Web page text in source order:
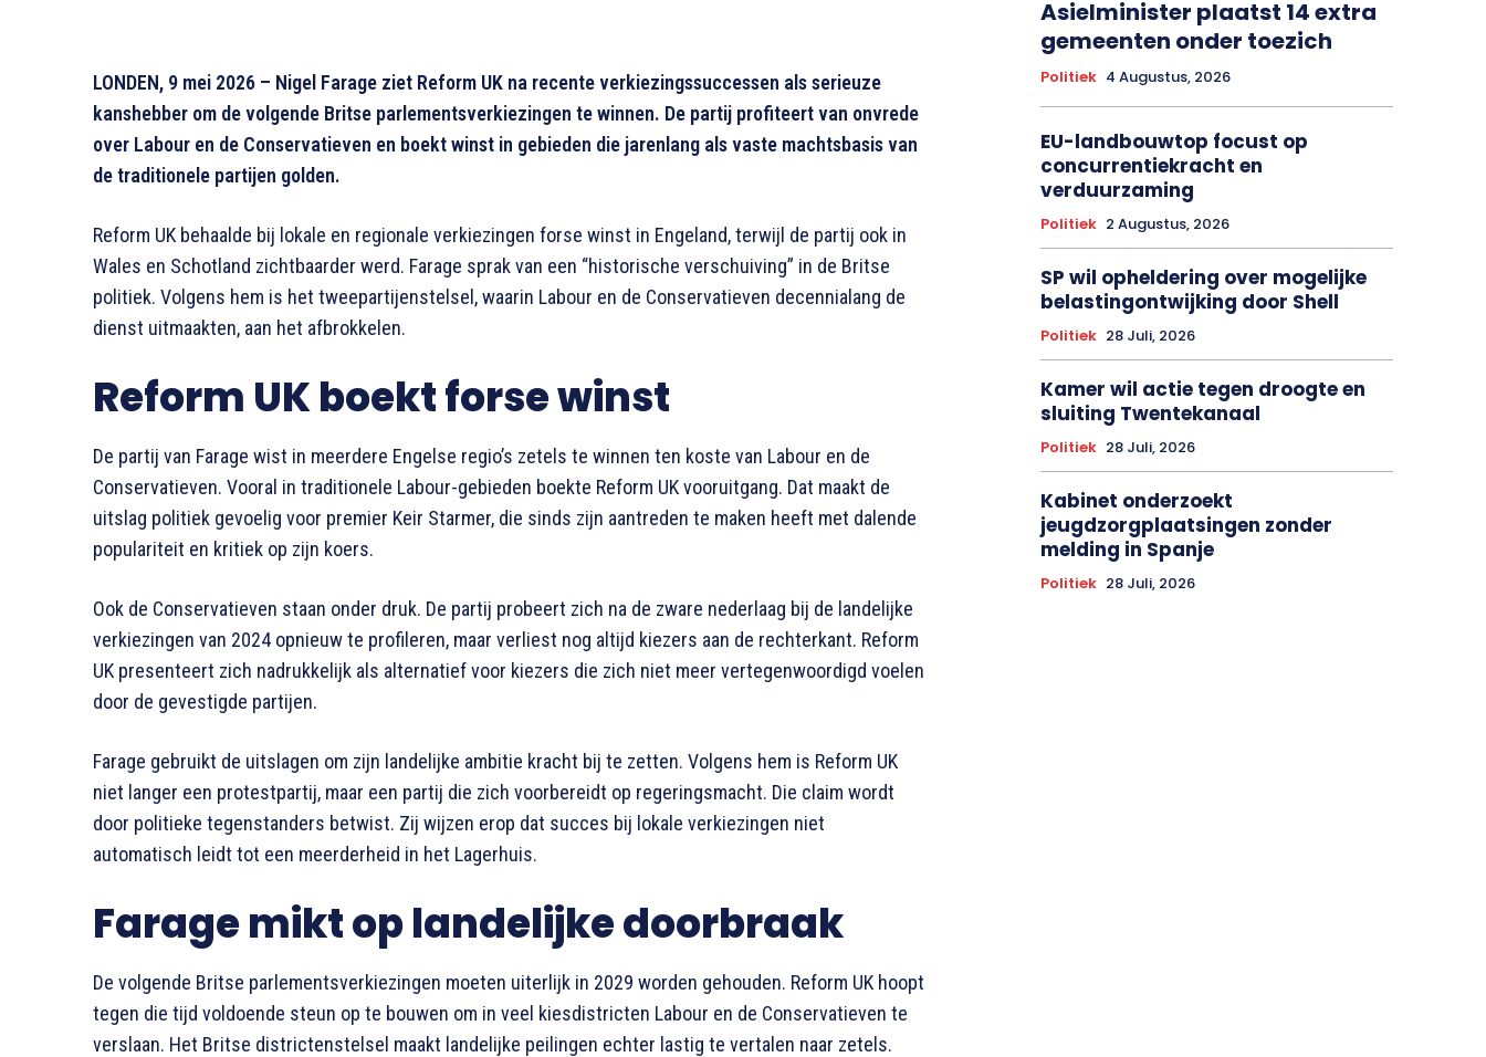
LONDEN, 9 mei 2026 – Nigel Farage ziet Reform UK na recente verkiezingssuccessen als serieuze
kanshebber om de volgende Britse parlementsverkiezingen te winnen. De partij profiteert van onvrede
over Labour en de Conservatieven en boekt winst in gebieden die jarenlang als vaste machtsbasis van
de traditionele partijen golden.
Reform UK behaalde bij lokale en regionale verkiezingen forse winst in Engeland, terwijl de partij ook in
Wales en Schotland zichtbaarder werd. Farage sprak van een “historische verschuiving” in de Britse
politiek. Volgens hem is het tweepartijenstelsel, waarin Labour en de Conservatieven decennialang de
dienst uitmaakten, aan het afbrokkelen.
Reform UK boekt forse winst
De partij van Farage wist in meerdere Engelse regio’s zetels te winnen ten koste van Labour en de
Conservatieven. Vooral in traditionele Labour-gebieden boekte Reform UK vooruitgang. Dat maakt de
uitslag politiek gevoelig voor premier Keir Starmer, die sinds zijn aantreden te maken heeft met dalende
populariteit en kritiek op zijn koers.
Ook de Conservatieven staan onder druk. De partij probeert zich na de zware nederlaag bij de landelijke
verkiezingen van 2024 opnieuw te profileren, maar verliest nog altijd kiezers aan de rechterkant. Reform
UK presenteert zich nadrukkelijk als alternatief voor kiezers die zich niet meer vertegenwoordigd voelen
door de gevestigde partijen.
Farage gebruikt de uitslagen om zijn landelijke ambitie kracht bij te zetten. Volgens hem is Reform UK
niet langer een protestpartij, maar een partij die zich voorbereidt op regeringsmacht. Die claim wordt
door politieke tegenstanders betwist. Zij wijzen erop dat succes bij lokale verkiezingen niet
automatisch leidt tot een meerderheid in het Lagerhuis.
Farage mikt op landelijke doorbraak
De volgende Britse parlementsverkiezingen moeten uiterlijk in 2029 worden gehouden. Reform UK hoopt
tegen die tijd voldoende steun op te bouwen om in veel kiesdistricten Labour en de Conservatieven te
verslaan. Het Britse districtenstelsel maakt landelijke peilingen echter lastig te vertalen naar zetels.
Asielminister plaatst 14 extra
gemeenten onder toezich
Politiek 4 Augustus, 2026
EU-landbouwtop focust op
concurrentiekracht en
verduurzaming
Politiek 2 Augustus, 2026
SP wil opheldering over mogelijke
belastingontwijking door Shell
Politiek 28 Juli, 2026
Kamer wil actie tegen droogte en
sluiting Twentekanaal
Politiek 28 Juli, 2026
Kabinet onderzoekt
jeugdzorgplaatsingen zonder
melding in Spanje
Politiek 28 Juli, 2026